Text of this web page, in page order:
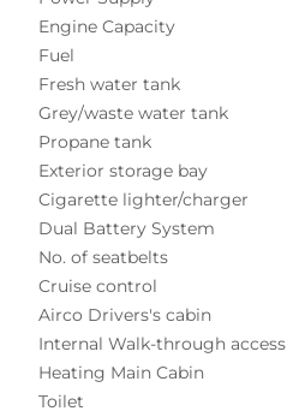
Engine Capacity
Fuel
Fresh water tank
Grey/waste water tank
Propane tank
Exterior storage bay
Cigarette lighter/charger
Dual Battery System
No. of seatbelts
Cruise control
Airco Drivers's cabin
Internal Walk-through access
Heating Main Cabin
Toilet